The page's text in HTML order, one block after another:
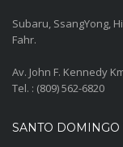
Subaru, SsangYong,
Fahr.
Av. John F. Kennedy
Tel. : (809) 562-6820
SANTO DOMINGO